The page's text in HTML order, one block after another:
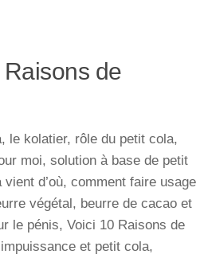
de
le kolatier, rôle du petit cola,
moi, solution à base de petit
d’où, comment faire usage
végétal, beurre de cacao et
le pénis, Voici 10 Raisons de
et petit cola,